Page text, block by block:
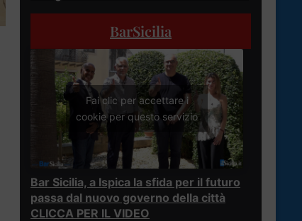
BarSicilia
Fai clic per accettare i
cookie per questo servizio
Bar Sicilia, a Ispica la sfida per il futuro
passa dal nuovo governo della città
CLICCA PER IL VIDEO